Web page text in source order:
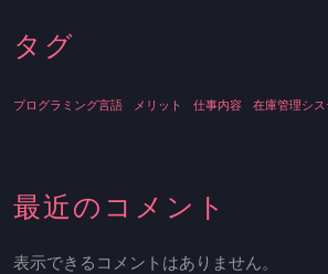
タグ
プログラミング言語 メリット 仕事内容 在庫管理シス
最近のコメント
表示できるコメントはありません。